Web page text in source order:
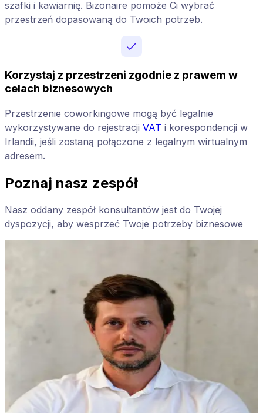
szafki i kawiarnię. Bizonaire pomoże Ci wybrać
przestrzeń dopasowaną do Twoich potrzeb.
Korzystaj z przestrzeni zgodnie z prawem w
celach biznesowych
Przestrzenie coworkingowe mogą być legalnie
wykorzystywane do rejestracji VAT i korespondencji w
Irlandii, jeśli zostaną połączone z legalnym wirtualnym
adresem.
Poznaj nasz zespół
Nasz oddany zespół konsultantów jest do Twojej
dyspozycji, aby wesprzeć Twoje potrzeby biznesowe